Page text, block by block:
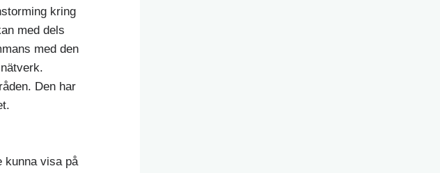
kring
med dels
med den
Den har
kunna visa på